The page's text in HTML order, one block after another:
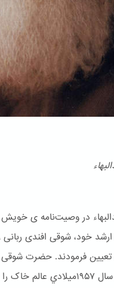
در وصیت‌نامه ی خویش
خود، شوقی افندی ربانی
تعیین فرمودند. حضرت
امر بهائی در سال ۱۹۵۷ميلادي